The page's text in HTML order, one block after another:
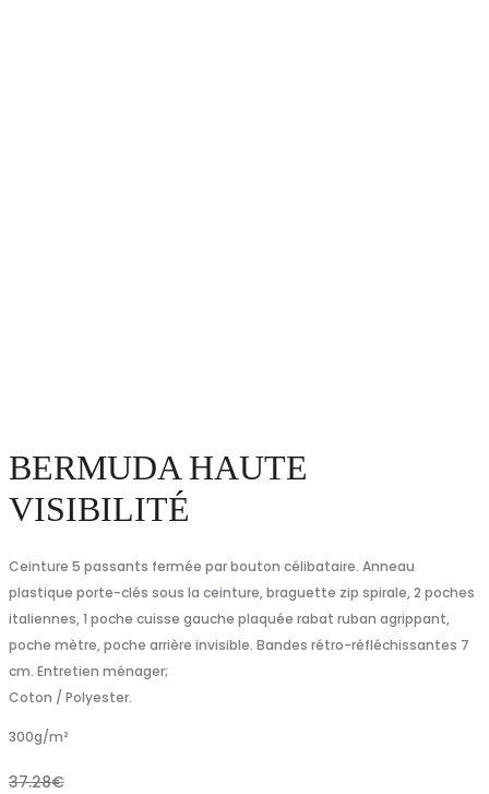
BERMUDA HAUTE
VISIBILITÉ
Ceinture 5 passants fermée par bouton célibataire. Anneau
plastique porte-clés sous la ceinture, braguette zip spirale, 2 poches
italiennes, 1 poche cuisse gauche plaquée rabat ruban agrippant,
poche mètre, poche arrière invisible. Bandes rétro-réfléchissantes 7
cm. Entretien ménager;
Coton / Polyester.
300g/m²
37.28€